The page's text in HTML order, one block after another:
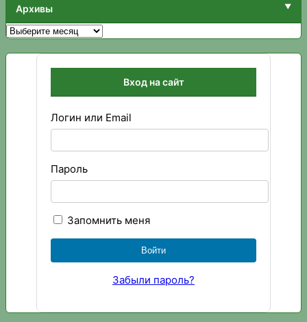
Архивы
Архивы
Вход на сайт
Логин или Email
Пароль
Запомнить меня
Забыли пароль?